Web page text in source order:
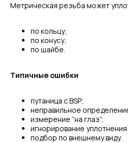
Метрическая резьба может
по кольцу;
по конусу;
по шайбе.
Типичные ошибки
путаница с BSP;
неправильное
измерение “на глаз”;
игнорирование уплотнения;
подбор по внешнему виду.